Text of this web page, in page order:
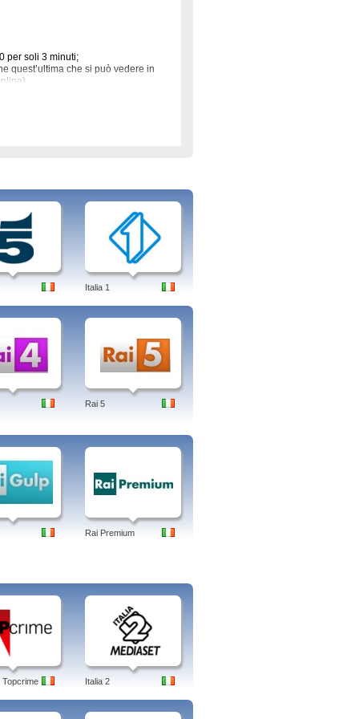
per soli 3 minuti;
quest’ultima che si può vedere in
attraverso cui è possibile
sulle notizie del giorno,
le edizioni passate in streaming
rimani sempre al passo con
di Canale 5, rete ammiraglia
· Economia · Televisione ·
cronaca, speciale, canale 5
rivideo, + 1, stasera, servizio, hd,
Italia 1
Rai 5
Rai Premium
Topcrime Italia 2